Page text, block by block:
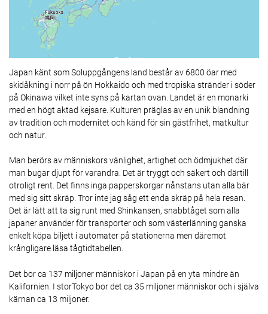
Japan känt som Soluppgångens land består av 6800 öar med
skidåkning i norr på ön Hokkaido och med tropiska stränder i söder
på Okinawa vilket inte syns på kartan ovan. Landet är en monarki
med en högt aktad kejsare. Kulturen präglas av en unik blandning
av tradition och modernitet och känd för sin gästfrihet, matkultur
och natur.
Man berörs av människors vänlighet, artighet och ödmjukhet där
man bugar djupt för varandra. Det är tryggt och säkert och därtill
otroligt rent. Det finns inga papperskorgar nånstans utan alla bär
med sig sitt skräp. Tror inte jag såg ett enda skräp på hela resan.
Det är lätt att ta sig runt med Shinkansen, snabbtåget som alla
japaner använder för transporter och som västerlänning ganska
enkelt köpa biljett i automater på stationerna men däremot
krångligare läsa tågtidtabellen.
Det bor ca 137 miljoner människor i Japan på en yta mindre än
Kalifornien. I storTokyo bor det ca 35 miljoner människor och i själva
kärnan ca 13 miljoner.